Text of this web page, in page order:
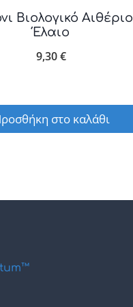
Βιολογικό Αιθέριο
Έλαιο
9,30€
στο καλάθι